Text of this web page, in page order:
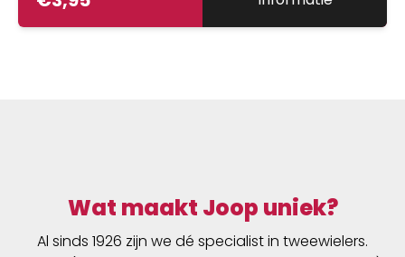
Wat maakt Joop uniek?
Al sinds 1926 zijn we dé specialist in tweewielers.